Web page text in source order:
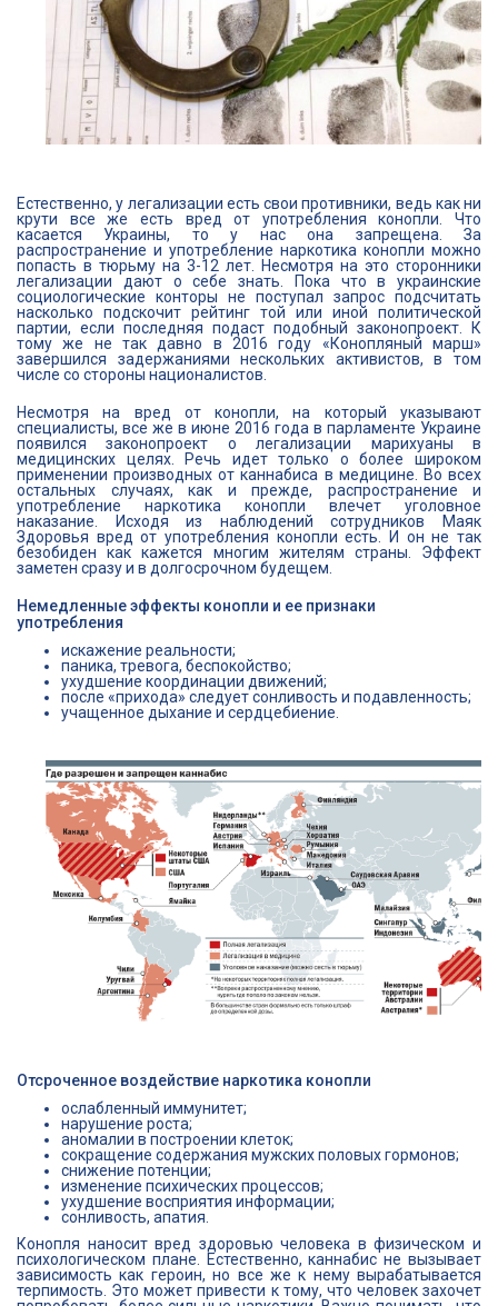
Естественно, у легализации есть свои противники, ведь как ни
крути все же есть вред от употребления конопли. Что
касается Украины, то у нас она запрещена. За
распространение и употребление наркотика конопли можно
попасть в тюрьму на 3-12 лет. Несмотря на это сторонники
легализации дают о себе знать. Пока что в украинские
социологические конторы не поступал запрос подсчитать
насколько подскочит рейтинг той или иной политической
партии, если последняя подаст подобный законопроект. К
тому же не так давно в 2016 году «Конопляный марш»
завершился задержаниями нескольких активистов, в том
числе со стороны националистов.
Несмотря на вред от конопли, на который указывают
специалисты, все же в июне 2016 года в парламенте Украине
появился законопроект о легализации марихуаны в
медицинских целях. Речь идет только о более широком
применении производных от каннабиса в медицине. Во всех
остальных случаях, как и прежде, распространение и
употребление наркотика конопли влечет уголовное
наказание. Исходя из наблюдений сотрудников Маяк
Здоровья вред от употребления конопли есть. И он не так
безобиден как кажется многим жителям страны. Эффект
заметен сразу и в долгосрочном будещем.
Немедленные эффекты конопли и ее признаки
употребления
искажение реальности;
паника, тревога, беспокойство;
ухудшение координации движений;
после «прихода» следует сонливость и подавленность;
учащенное дыхание и сердцебиение.
Отсроченное воздействие наркотика конопли
ослабленный иммунитет;
нарушение роста;
аномалии в построении клеток;
сокращение содержания мужских половых гормонов;
снижение потенции;
изменение психических процессов;
ухудшение восприятия информации;
сонливость, апатия.
Конопля наносит вред здоровью человека в физическом и
психологическом плане. Естественно, каннабис не вызывает
зависимость как героин, но все же к нему вырабатывается
терпимость. Это может привести к тому, что человек захочет